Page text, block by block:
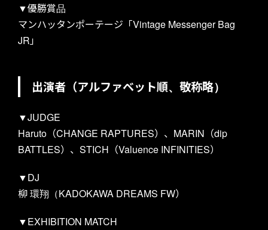
ABOUT US
▼優勝賞品
マンハッタンポーテージ「Vintage Messenger Bag
JR」
出演者（アルファベット順、敬称略）
▼JUDGE
Haruto（CHANGE RAPTURES）、MARIN（dip
BATTLES）、STICH（Valuence INFINITIES）
▼DJ
柳 環翔（KADOKAWA DREAMS FW）
▼EXHIBITION MATCH